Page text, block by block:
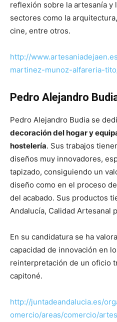
reflexión sobre la artesanía y
sectores como la
cine, entre otros.
http://
martinez-munoz-alfareria-
Pedro Alejandro
Pedro Alejandro Budia se
decoración del hogar y
hostelería. Sus trabajos
diseños muy innovadores,
tapizado, consiguiendo un
diseño como en el proceso
del acabado. Sus productos
Andalucía, Calidad Artesanal
En su candidatura se ha
capacidad de innovación en
reinterpretación de un oficio
capitoné.
http://juntadeandalucia.es/
omercio/areas/comercio/